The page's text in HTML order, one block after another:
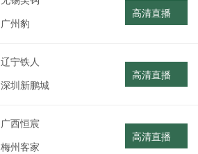
广州豹
高清直播
辽宁铁人
深圳新鹏城
高清直播
广西恒宸
梅州客家
高清直播